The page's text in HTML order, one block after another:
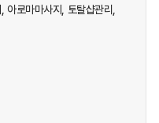
아로마마사지
토탈샵관리